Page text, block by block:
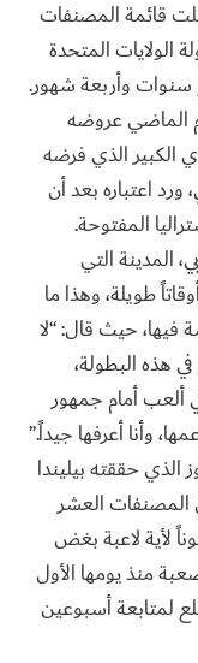
قائمة المصنفات
الولايات المتحدة
سنوات وأربعة شهور.
الماضي عروضه
الكبير الذي فرضه
اعتباره بعد أن
المفتوحة.
المدينة التي
طويلة، وهذا ما
فيها، حيث قال: “لا
هذه البطولة،
ألعب أمام جمهور
وأنا أعرفها جيداً.”
الذي حققته بيليندا
العشر
لأية لاعبة بغض
منذ يومها الأول
لمتابعة أسبوعين